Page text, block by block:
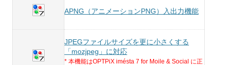
APNG（アニメーションPNG）入出力機能
JPEGファイルサイズを更に小さくする
「mozjpeg」に対応
* 本機能はOPTPiX imésta 7 for Moile & Social に正